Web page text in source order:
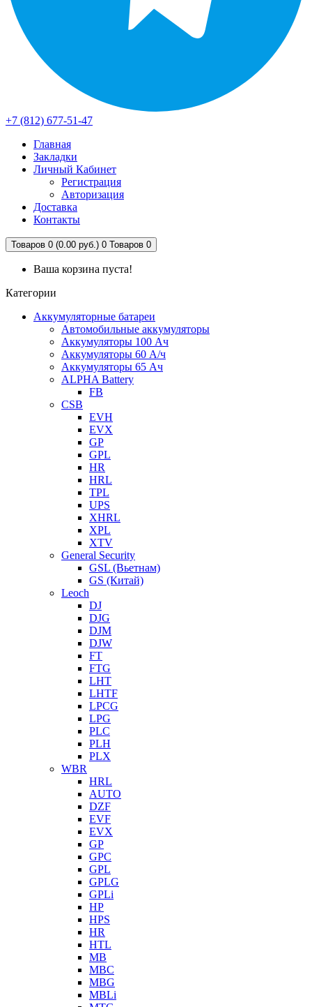
+7 (812) 677-51-47
Главная
Закладки
Личный Кабинет
Регистрация
Авторизация
Доставка
Контакты
Товаров 0 (0.00 руб.) 0 Товаров 0
Ваша корзина пуста!
Категории
Аккумуляторные батареи
Автомобильные аккумуляторы
Аккумуляторы 100 Ач
Аккумуляторы 60 А/ч
Аккумуляторы 65 Ач
ALPHA Battery
FB
CSB
EVH
EVX
GP
GPL
HR
HRL
TPL
UPS
XHRL
XPL
XTV
General Security
GSL (Вьетнам)
GS (Китай)
Leoch
DJ
DJG
DJM
DJW
FT
FTG
LHT
LHTF
LPCG
LPG
PLC
PLH
PLX
WBR
HRL
AUTO
DZF
EVF
EVX
GP
GPC
GPL
GPLG
GPLi
HP
HPS
HR
HTL
MB
MBC
MBG
MBLi